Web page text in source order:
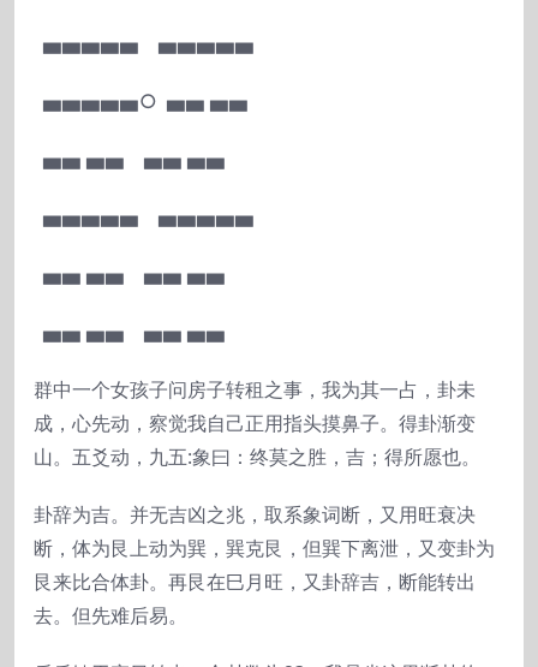
▅▅▅▅▅ ▅▅▅▅▅
▅▅▅▅▅○ ▅▅ ▅▅
▅▅ ▅▅ ▅▅ ▅▅
▅▅▅▅▅ ▅▅▅▅▅
▅▅ ▅▅ ▅▅ ▅▅
▅▅ ▅▅ ▅▅ ▅▅
群中一个女孩子问房子转租之事，我为其一占，卦未
成，心先动，察觉我自己正用指头摸鼻子。得卦渐变
山。五爻动，九五:象曰：终莫之胜，吉；得所愿也。
卦辞为吉。并无吉凶之兆，取系象词断，又用旺衰决
断，体为艮上动为巽，巽克艮，但巽下离泄，又变卦为
艮来比合体卦。再艮在巳月旺，又卦辞吉，断能转出
去。但先难后易。